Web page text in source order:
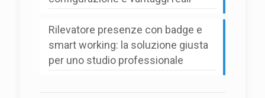
Rilevatore presenze con badge e
smart working: la soluzione giusta
per uno studio professionale